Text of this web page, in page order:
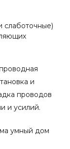
слаботочные)
и
проводов
и усилий.
умный дом